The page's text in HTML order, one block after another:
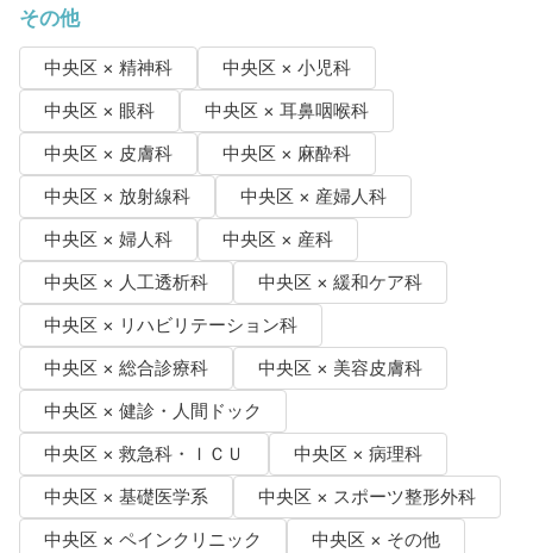
その他
中央区 × 精神科
中央区 × 小児科
中央区 × 眼科
中央区 × 耳鼻咽喉科
中央区 × 皮膚科
中央区 × 麻酔科
中央区 × 放射線科
中央区 × 産婦人科
中央区 × 婦人科
中央区 × 産科
中央区 × 人工透析科
中央区 × 緩和ケア科
中央区 × リハビリテーション科
中央区 × 総合診療科
中央区 × 美容皮膚科
中央区 × 健診・人間ドック
中央区 × 救急科・ＩＣＵ
中央区 × 病理科
中央区 × 基礎医学系
中央区 × スポーツ整形外科
中央区 × ペインクリニック
中央区 × その他